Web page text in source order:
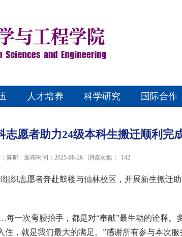
人才培养 科学研究 国际合作
志愿者助力24级本科生搬迁顺利完
陈昕 发布时间：2025-08-26 浏览次数： 142
织志愿者奔赴鼓楼与仙林校区，开展新生搬迁助
一次弯腰抬手，都是对“奉献”最生动的诠释。
，就是我们最大的满足。”感谢所有参与本次